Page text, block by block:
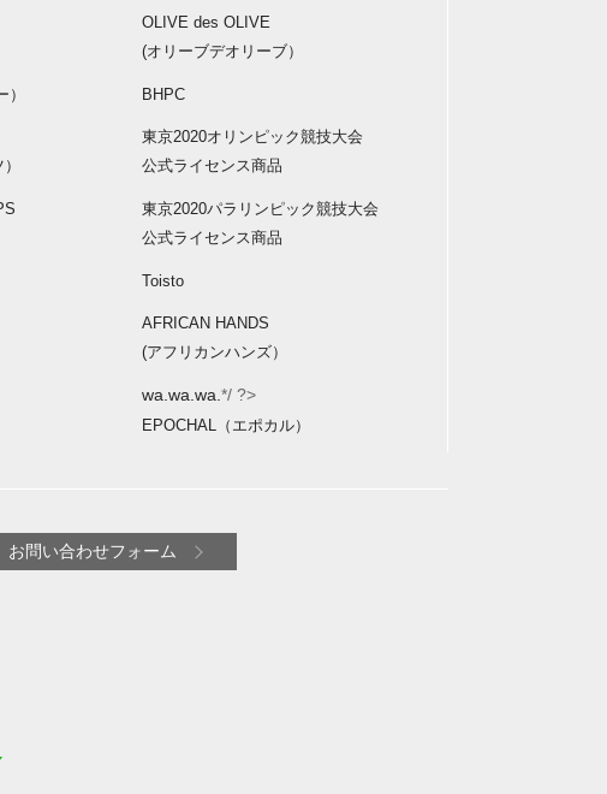
OLIVE des OLIVE
(オリーブデオリーブ）
BHPC
東京2020オリンピック競技大会
公式ライセンス商品
東京2020パラリンピック競技大会
公式ライセンス商品
Toisto
AFRICAN HANDS
(アフリカンハンズ）
wa.wa.wa. */ ?>
EPOCHAL（エポカル）
お問い合わせフォーム